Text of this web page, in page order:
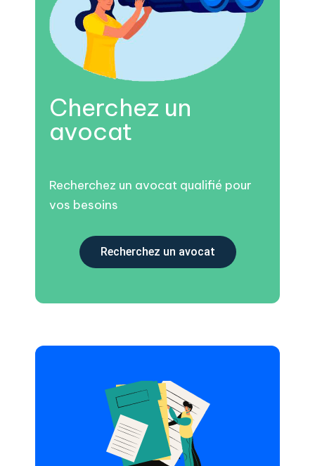
Cherchez un
avocat
Recherchez un avocat qualifié pour
vos besoins
Recherchez un avocat